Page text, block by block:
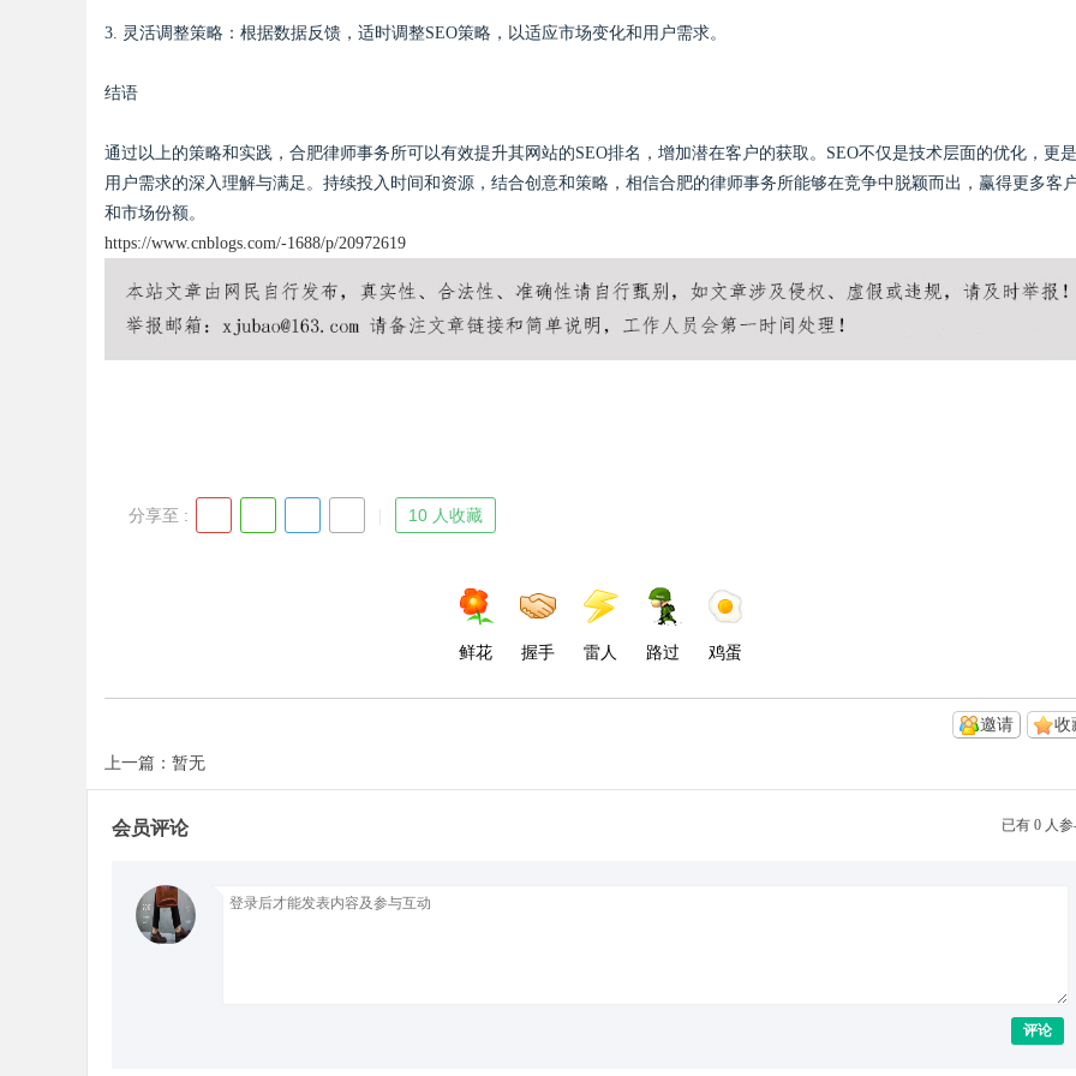
3. 灵活调整策略：根据数据反馈，适时调整SEO策略，以适应市场变化和用户需求。
结语
通过以上的策略和实践，合肥律师事务所可以有效提升其网站的SEO排名，增加潜在客户的获取。SEO不仅是技术层面的优化，更
用户需求的深入理解与满足。持续投入时间和资源，结合创意和策略，相信合肥的律师事务所能够在竞争中脱颖而出，赢得更多客
和市场份额。
https://www.cnblogs.com/-1688/p/20972619
分享至 : 10 人收藏
鲜花 握手 雷人 路过 鸡蛋
收
邀请
上一篇：暂无
已有 0 人
会员评论
评论